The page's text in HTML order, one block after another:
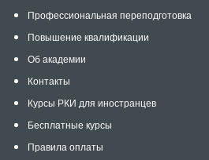
Профессиональная переподготовка
Повышение квалификации
Об академии
Контакты
Курсы РКИ для иностранцев
Бесплатные курсы
Правила оплаты